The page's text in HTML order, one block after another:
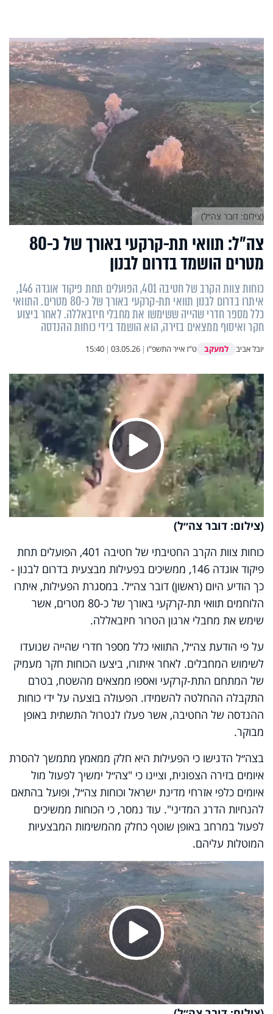
צה״ל: תוואי תת-קרקעי באורך של כ-80
מטרים הושמד בדרום לבנון
כוחות צוות הקרב של חטיבה 401, הפועלים תחת פיקוד אוגדה 146,
איתרו בדרום לבנון תוואי תת-קרקעי באורך של כ-80 מטרים. התוואי
כלל מספר חדרי שהייה ששימשו את מחבלי חיזבאללה. לאחר ביצוע
חקר ואיסוף ממצאים בזירה, הוא הושמד בידי כוחות ההנדסה
יובל אביב למעקב ט"ז אייר התשפ"ו |
03.05.26
|
15:40
(צילום: דובר צה״ל)
Play
Video
(צילום: דובר צה״ל)
כוחות צוות הקרב החטיבתי של חטיבה 401, הפועלים תחת
פיקוד אוגדה 146, ממשיכים בפעילות מבצעית בדרום לבנון -
כך הודיע היום (ראשון) דובר צה״ל. במסגרת הפעילות, איתרו
הלוחמים תוואי תת-קרקעי באורך של כ-80 מטרים, אשר
שימש את מחבלי ארגון הטרור חיזבאללה.
על פי הודעת צה״ל, התוואי כלל מספר חדרי שהייה שנועדו
לשימוש המחבלים. לאחר איתורו, ביצעו הכוחות חקר מעמיק
של המתחם התת-קרקעי ואספו ממצאים מהשטח, בטרם
התקבלה ההחלטה להשמידו. הפעולה בוצעה על ידי כוחות
ההנדסה של החטיבה, אשר פעלו לנטרול התשתית באופן
מבוקר.
בצה״ל הדגישו כי הפעילות היא חלק ממאמץ מתמשך להסרת
איומים בזירה הצפונית, וציינו כי "צה״ל ימשיך לפעול מול
איומים כלפי אזרחי מדינת ישראל וכוחות צה״ל, ופועל בהתאם
להנחיות הדרג המדיני". עוד נמסר, כי הכוחות ממשיכים
לפעול במרחב באופן שוטף כחלק מהמשימות המבצעיות
המוטלות עליהם.
Play